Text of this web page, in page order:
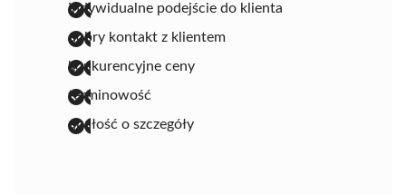
indywidualne podejście do klienta
dobry kontakt z klientem
konkurencyjne ceny
terminowość
dbałość o szczegóły